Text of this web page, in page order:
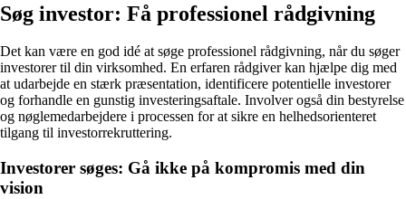
Søg investor: Få professionel rådgivning
Det kan være en god idé at søge professionel rådgivning, når du søger
investorer til din virksomhed. En erfaren rådgiver kan hjælpe dig med
at udarbejde en stærk præsentation, identificere potentielle investorer
og forhandle en gunstig investeringsaftale. Involver også din bestyrelse
og nøglemedarbejdere i processen for at sikre en helhedsorienteret
tilgang til investorrekruttering.
Investorer søges: Gå ikke på kompromis med din
vision